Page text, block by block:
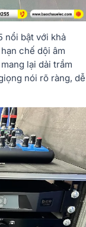
nổi bật với khả
chế dội âm
lại dải trầm
nói rõ ràng, dễ